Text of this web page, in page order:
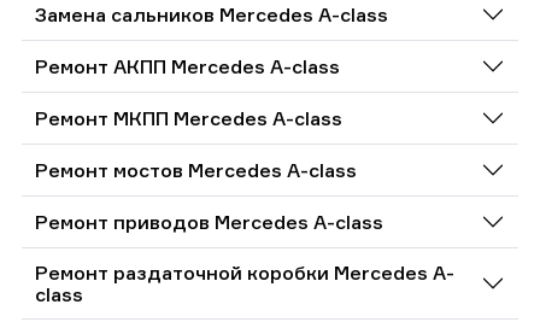
Замена сальников Mercedes A-class
Ремонт АКПП Mercedes A-class
Ремонт МКПП Mercedes A-class
Ремонт мостов Mercedes A-class
Ремонт приводов Mercedes A-class
Ремонт раздаточной коробки Mercedes A-
class